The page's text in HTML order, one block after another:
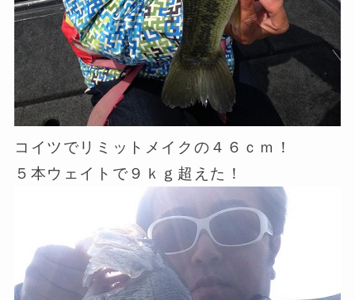
コイツでリミットメイクの４６ｃｍ！
５本ウェイトで９ｋｇ超えた！